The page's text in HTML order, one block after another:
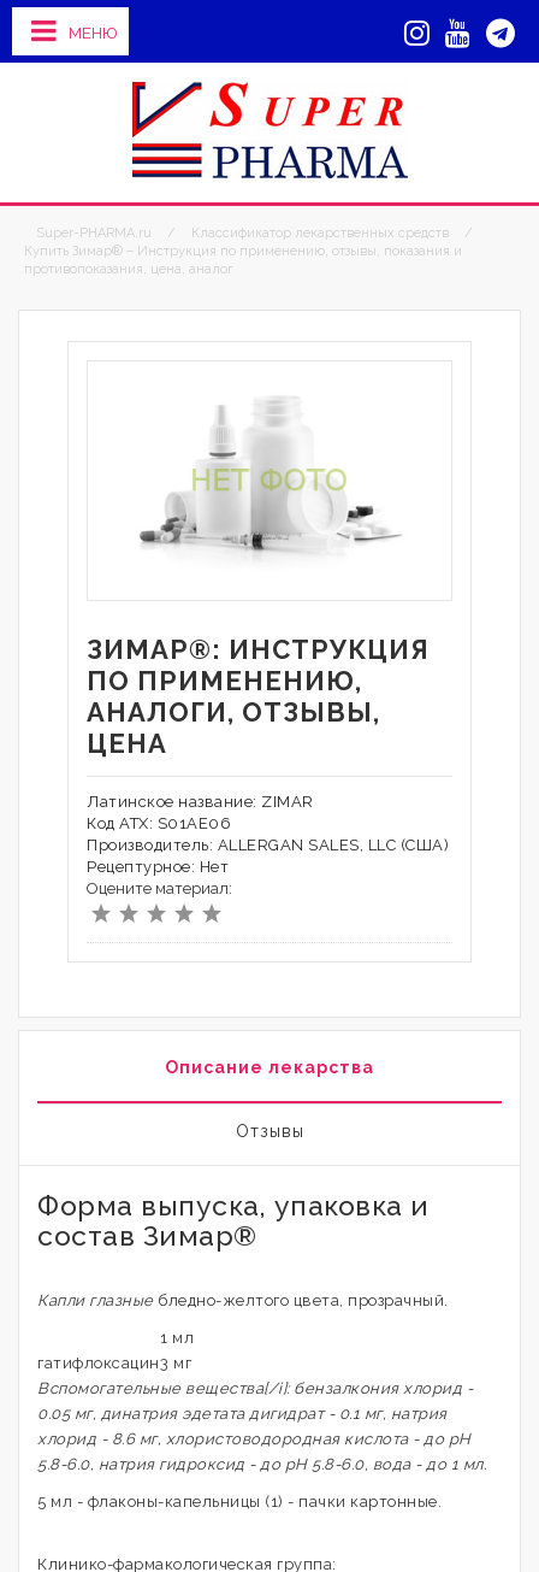
МЕНЮ
Super-PHARMA.ru / Классификатор лекарственных средств
/
Купить Зимар® – Инструкция по применению, отзывы, показания и
противопоказания, цена, аналог
ЗИМАР®: ИНСТРУКЦИЯ
ПО ПРИМЕНЕНИЮ,
АНАЛОГИ, ОТЗЫВЫ,
ЦЕНА
Латинское название: ZIMAR
Код АТХ: S01AE06
Производитель: ALLERGAN SALES, LLC (США)
Рецептурное: Нет
Оцените материал:
Описание лекарства
Отзывы
Форма выпуска, упаковка и
состав Зимар®
Капли глазныебледно-желтого цвета, прозрачный.
1 мл
гатифлоксацин3 мг
Вспомогательные вещества[/i]: бензалкония хлорид -
0.05 мг, динатрия эдетата дигидрат - 0.1 мг, натрия
хлорид - 8.6 мг, хлористоводородная кислота - до pH
5.8-6.0, натрия гидроксид - до pH 5.8-6.0, вода - до 1 мл.
5 мл - флаконы-капельницы (1) - пачки картонные.
Клинико-фармакологическая группа: